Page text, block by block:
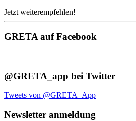
Jetzt weiterempfehlen!
GRETA auf Facebook
@GRETA_app bei Twitter
Tweets von @GRETA_App
Newsletter anmeldung